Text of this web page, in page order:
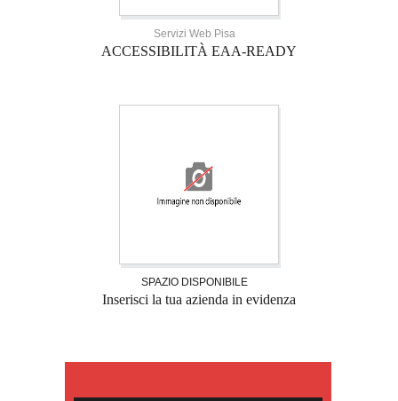
Servizi Web Pisa
ACCESSIBILITÀ EAA-READY
SPAZIO DISPONIBILE
Inserisci la tua azienda in evidenza